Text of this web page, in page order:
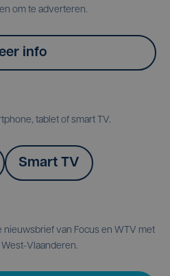
om te adverteren.
info
tablet of smart TV.
Smart TV
nieuwsbrief van Focus en WTV met
Vlaanderen.